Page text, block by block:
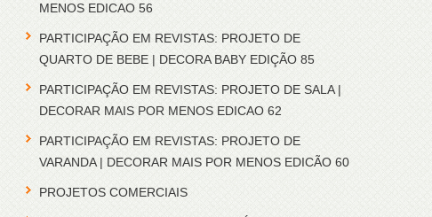
MENOS EDICAO 56
PARTICIPAÇÃO EM REVISTAS: PROJETO DE
QUARTO DE BEBE | DECORA BABY EDIÇÃO 85
PARTICIPAÇÃO EM REVISTAS: PROJETO DE SALA |
DECORAR MAIS POR MENOS EDICAO 62
PARTICIPAÇÃO EM REVISTAS: PROJETO DE
VARANDA | DECORAR MAIS POR MENOS EDICÃO 60
PROJETOS COMERCIAIS